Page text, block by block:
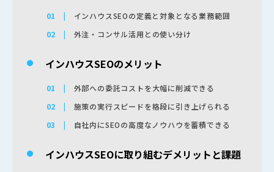
インハウスSEOの定義と対象となる業務範囲
外注・コンサル活用との使い分け
インハウスSEOのメリット
外部への委託コストを大幅に削減できる
施策の実行スピードを格段に引き上げられる
自社内にSEOの高度なノウハウを蓄積できる
インハウスSEOに取り組むデメリットと課題